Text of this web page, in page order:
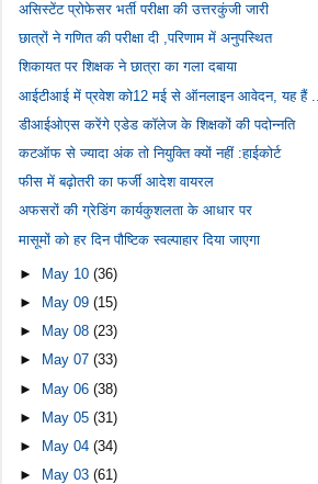
असिस्टेंट प्रोफेसर भर्ती परीक्षा की उत्तरकुंजी जारी
छात्रों ने गणित की परीक्षा दी ,परिणाम में अनुपस्थित
शिकायत पर शिक्षक ने छात्रा का गला दबाया
आईटीआई में प्रवेश को12 मई से ऑनलाइन आवेदन, यह हैं ...
डीआईओएस करेंगे एडेड कॉलेज के शिक्षकों की पदोन्नति
कटऑफ से ज्यादा अंक तो नियुक्ति क्यों नहीं :हाईकोर्ट
फीस में बढ़ोतरी का फर्जी आदेश वायरल
अफसरों की ग्रेडिंग कार्यकुशलता के आधार पर
मासूमों को हर दिन पौष्टिक स्वल्पाहार दिया जाएगा
► May 10(36)
►
May 09(15)
►
May 08(23)
►
May 07(33)
► May 06(38)
►
May 05(31)
►
May 04(34)
►
May 03(61)